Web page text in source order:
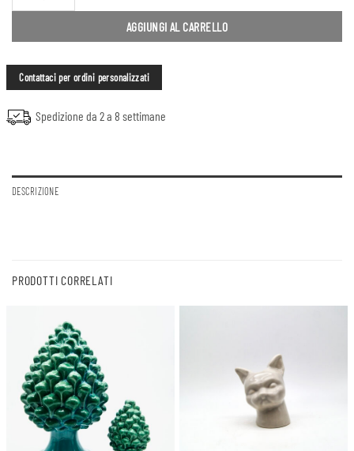
AGGIUNGI AL CARRELLO
Contattaci per ordini personalizzati
Spedizione da 2 a 8 settimane
DESCRIZIONE
PRODOTTI CORRELATI